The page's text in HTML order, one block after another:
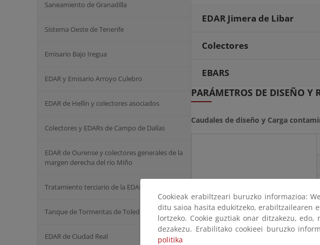
Saneamiento de Granadilla
Sistema Oeste de Tenerife
Emisario Bajo Iregua
EDAR y Emisario Arroyo Culebro
EDAR de Hellín y colectores asociados
Colectores y EDARs de Campo de Dalías
EDAR de Ourense y colectores generales de la
margen derecha del río Miño
Tratamiento terciario de la EDAR de La Gavia
Tanque de Tormentas de Toledo
EDAR de Ciudad Real
EDAR Jimera de Libar
Colectores
EBARS
PARÁMETROS DE DISEÑO Y
Caudales de diseño y Carga
Población
Población (hab)
Cookieak erabiltzeari buruzko informazioa:
ditu saioa hasita edukitzeko, erabiltzailearen
lortzeko. Cookie guztiak onar ditzakezu,
dezakezu. Erabilitako cookieei buruzko
politika